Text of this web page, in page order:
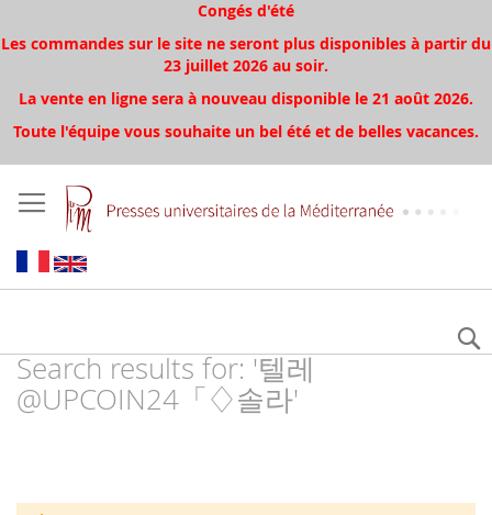
Congés d'été
Les commandes sur le site ne seront plus disponibles à partir du
23 juillet 2026 au soir.
La vente en ligne sera à nouveau disponible le 21 août 2026.
Toute l'équipe vous souhaite un bel été et de belles vacances.
Search results for: '텔레
@UPCOIN24「♢솔라'